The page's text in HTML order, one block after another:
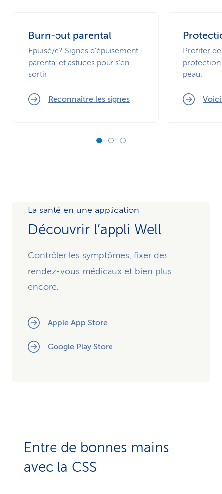
Burn-out parental
Epuisé/e? Signes d’épuisement
parental et astuces pour s’en
sortir
Reconnaître les signes
Profiter de
protection
peau.
La santé en une application
Découvrir l’appli Well
Contrôler les symptômes, fixer des
rendez-vous médicaux et bien plus
encore.
Apple App Store
Google Play Store
Entre de bonnes mains
avec la CSS